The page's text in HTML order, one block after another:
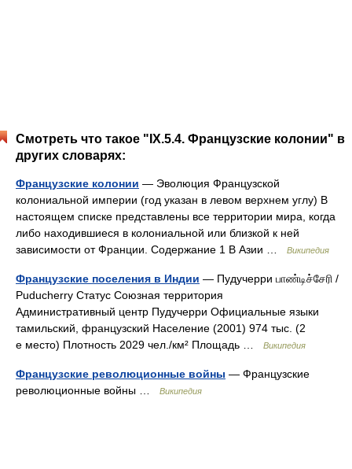
Смотреть что такое "IX.5.4. Французские колонии" в
других словарях:
Французские колонии — Эволюция Французской
колониальной империи (год указан в левом верхнем углу) В
настоящем списке представлены все территории мира, когда
либо находившиеся в колониальной или близкой к ней
зависимости от Франции. Содержание 1 В Азии …
Википедия
Французские поселения в Индии — Пудучерри பாண்டிச்சேரி /
Puducherry Статус Союзная территория
Административный центр Пудучерри Официальные языки
тамильский, французский Население (2001) 974 тыс. (2
е место) Плотность 2029 чел./км² Площадь …
Википедия
Французские революционные войны — Французские
революционные войны …
Википедия